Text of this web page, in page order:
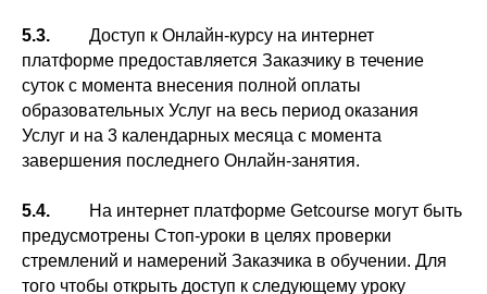
5.3. Доступ к Онлайн-курсу на интернет
платформе предоставляется Заказчику в течение
суток с момента внесения полной оплаты
образовательных Услуг на весь период оказания
Услуг и на 3 календарных месяца с момента
завершения последнего Онлайн-занятия.
5.4.
На интернет платформе Getcourse могут быть
предусмотрены Стоп-уроки в целях проверки
стремлений и намерений Заказчика в обучении. Для
того чтобы открыть доступ к следующему уроку